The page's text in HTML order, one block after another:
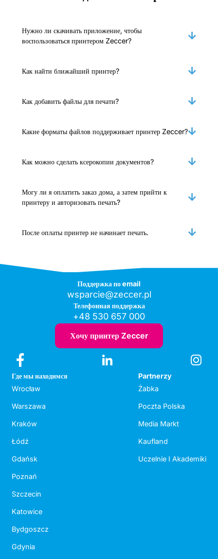
Нужно ли скачивать приложение, чтобы
воспользоваться принтером Zeccer?
Как найти ближайший принтер?
Как добавить файлы для печати?
Какие форматы файлов поддерживает принтер Zeccer?
Как можно сделать ксерокопии документов?
Могу ли я оплатить заказ дома, а затем прийти к
принтеру и авторизовать печать?
После оплаты принтер не начинает печать.
Поддержка по email
wsparcie@zeccer.pl
Телефонная поддержка
+48 530 657 000
Хочу принтер Zeccer
Где мы находимся
Wrocław
Warszawa
Kraków
Łódź
Gdańsk
Poznań
Szczecin
Katowice
Bydgoszcz
Gdynia
Partnerzy
Żabka
Poczta Polska
Media Markt
Kaufland
Uczelnie I Akademiki